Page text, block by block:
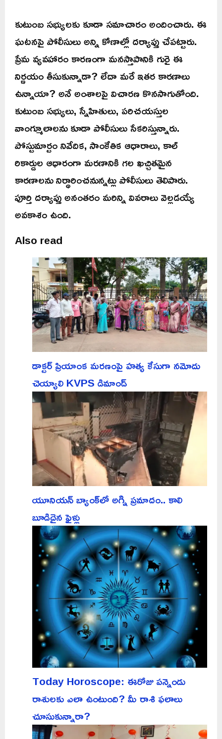
కుటుంబ సభ్యులకు కూడా సమాచారం అందించారు. ఈ
ఘటనపై పోలీసులు అన్ని కోణాల్లో దర్యాప్తు చేపట్టారు.
ప్రేమ వ్యవహారం కారణంగా మనస్తాపానికి గురై ఈ
నిర్ణయం తీసుకున్నాడా? లేదా మరే ఇతర కారణాలు
ఉన్నాయా? అనే అంశాలపై విచారణ కొనసాగుతోంది.
కుటుంబ సభ్యులు, స్నేహితులు, పరిచయస్తుల
వాంగ్మూలాలను కూడా పోలీసులు సేకరిస్తున్నారు.
పోస్టుమార్టం నివేదిక, సాంకేతిక ఆధారాలు, కాల్
రికార్డుల ఆధారంగా మరణానికి గల ఖచ్చితమైన
కారణాలను నిర్ధారించనున్నట్లు పోలీసులు తెలిపారు.
పూర్తి దర్యాప్తు అనంతరం మరిన్ని వివరాలు వెల్లడయ్యే
అవకాశం ఉంది.
Also read
డాక్టర్ ప్రియాంక మరణంపై హత్య కేసుగా నమోదు
చెయ్యాలి KVPS డిమాండ్
యూనియన్ బ్యాంక్‌లో అగ్ని ప్రమాదం.. కాలి
బూడిదైన ఫైళ్లు
Today Horoscope: ఈరోజు పన్నెండు
రాశులకు ఎలా ఉంటుంది? మీ రాశి ఫలాలు
చూసుకున్నారా?